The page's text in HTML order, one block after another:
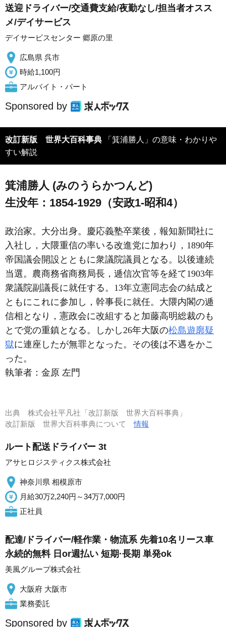
送迎ドライバー/交通費支給/夜勤なし/担当者オスス
メ/デイサービス
デイサービスセンター 郷原の里
広島県 呉市
時給1,100円
アルバイト・パート
Sponsored by
改訂新版 世界大百科事典 「箕浦勝人」の意味・わかりや
すい解説
箕浦勝人 (みのうらかつんど)
生没年：1854-1929（安政1-昭和4）
政治家。大分出身。慶応義塾卒業後，報知新聞社に
入社し，大隈重信の率いる改進党に加わり，1890年
帝国議会開設とともに衆議院議員となる。以後連続
当選。農商務省商務局長，逓信次官等を経て1903年
衆議院副議長に就任する。13年立憲同志会の結成と
ともにこれに参加し，幹事長に就任。大隈内閣の逓
信相となり，憲政会に改組すると加藤高明総裁のも
とで党の重鎮となる。しかし26年大阪の松島遊廓疑
獄に連座したが無罪となった。その後は不遇をかこ
った。
執筆者： 金原 左門
出典 株式会社平凡社「改訂新版 世界大百科事典」
改訂新版 世界大百科事典について情報
ルート配送ドライバー 3t
アサヒロジスティクス株式会社
神奈川県 相模原市
月給30万2,240円～34万7,000円
正社員
配達/ドライバー/軽作業・物流系 先着10名リース車
永続的無料 日or週払い 短期·長期 単発ok
美風グループ株式会社
大阪府 大阪市
業務委託
Sponsored by